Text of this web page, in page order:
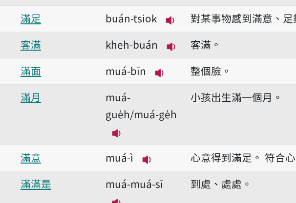
播放音讀buán-buán
滿足
buán-tsiok
播放音讀buán-tsiok
對某事物感到滿意、
客滿
kheh-buán
播放音讀kheh-buán
客滿。
滿面
muá-bīn
播放音讀muá-bīn
整個臉。
滿月
muá-
gue̍h/muá-ge̍h
播放音讀muá-gue̍h/muá-ge̍h
小孩出生滿一個月。
滿意
muá-ì
播放音讀muá-ì
心意得到滿足。 符合
滿滿是 muá-muá-sī 到處、處處。